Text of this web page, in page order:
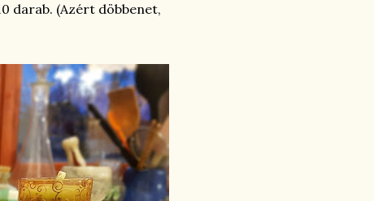
darab. (Azért döbbenet,